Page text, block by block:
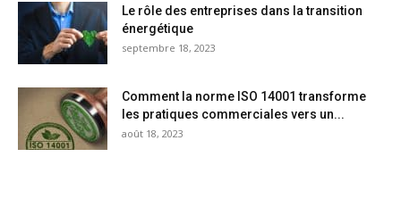
Le rôle des entreprises dans la transition
énergétique
septembre 18, 2023
Comment la norme ISO 14001 transforme
les pratiques commerciales vers un...
août 18, 2023